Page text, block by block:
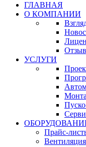
ГЛАВНАЯ
О КОМПАНИИ
УСЛУГИ
Прайс-
Вентиляция